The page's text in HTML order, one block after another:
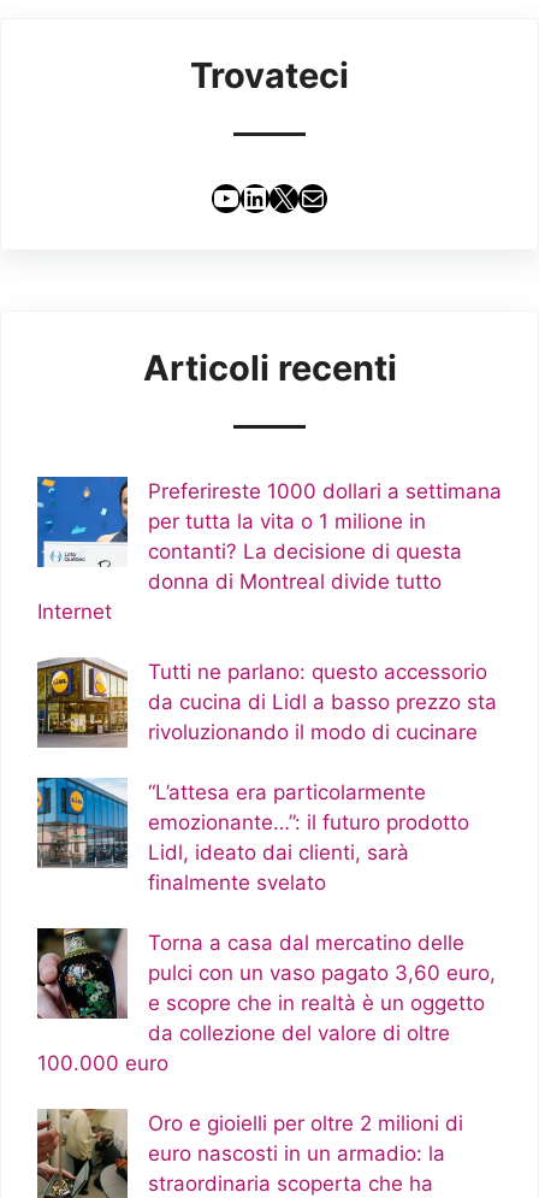
Trovateci
YouTube
LinkedIn
X Email
Articoli recenti
Preferireste 1000 dollari a settimana
per tutta la vita o 1 milione in
contanti? La decisione di questa
donna di Montreal divide tutto
Internet
Tutti ne parlano: questo accessorio
da cucina di Lidl a basso prezzo sta
rivoluzionando il modo di cucinare
“L’attesa era particolarmente
emozionante…”: il futuro prodotto
Lidl, ideato dai clienti, sarà
finalmente svelato
Torna a casa dal mercatino delle
pulci con un vaso pagato 3,60 euro,
e scopre che in realtà è un oggetto
da collezione del valore di oltre
100.000 euro
Oro e gioielli per oltre 2 milioni di
euro nascosti in un armadio: la
straordinaria scoperta che ha